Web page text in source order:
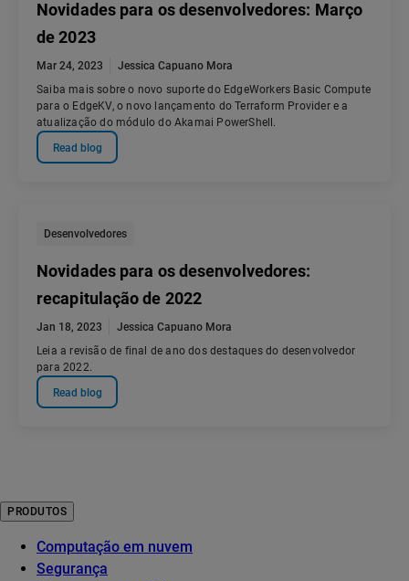
Novidades para os desenvolvedores: Março
de 2023
Mar 24, 2023
Jessica Capuano Mora
Saiba mais sobre o novo suporte do EdgeWorkers Basic Compute
para o EdgeKV, o novo lançamento do Terraform Provider e a
atualização do módulo do Akamai PowerShell.
Read blog
Desenvolvedores
Novidades para os desenvolvedores:
recapitulação de 2022
Jan 18, 2023
Jessica Capuano Mora
Leia a revisão de final de ano dos destaques do desenvolvedor
para 2022.
Read blog
PRODUTOS
Computação em nuvem
Segurança